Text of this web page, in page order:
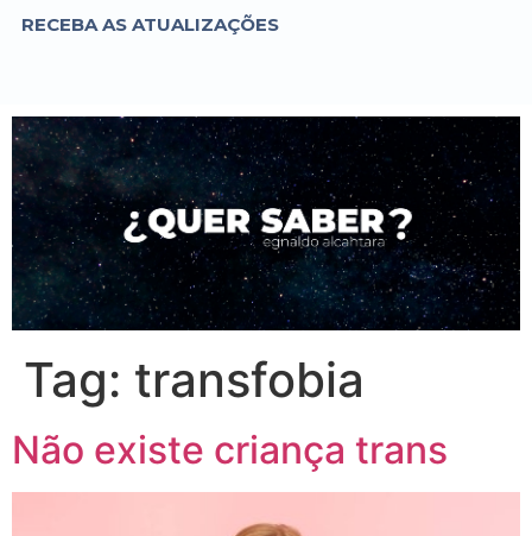
RECEBA AS ATUALIZAÇÕES
Tag: transfobia
Não existe criança trans